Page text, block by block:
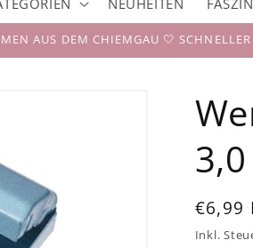
AUS DEM CHIEMGAU 🤍
Preis
€6,99
Inkl.